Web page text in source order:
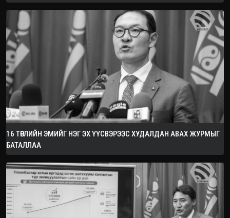
16 ТӨРЛИЙН ЭМИЙГ НЭГ ЭХ ҮҮСВЭРЭЭС ХУДАЛДАН АВАХ ЖУРМЫГ
БАТАЛЛАА